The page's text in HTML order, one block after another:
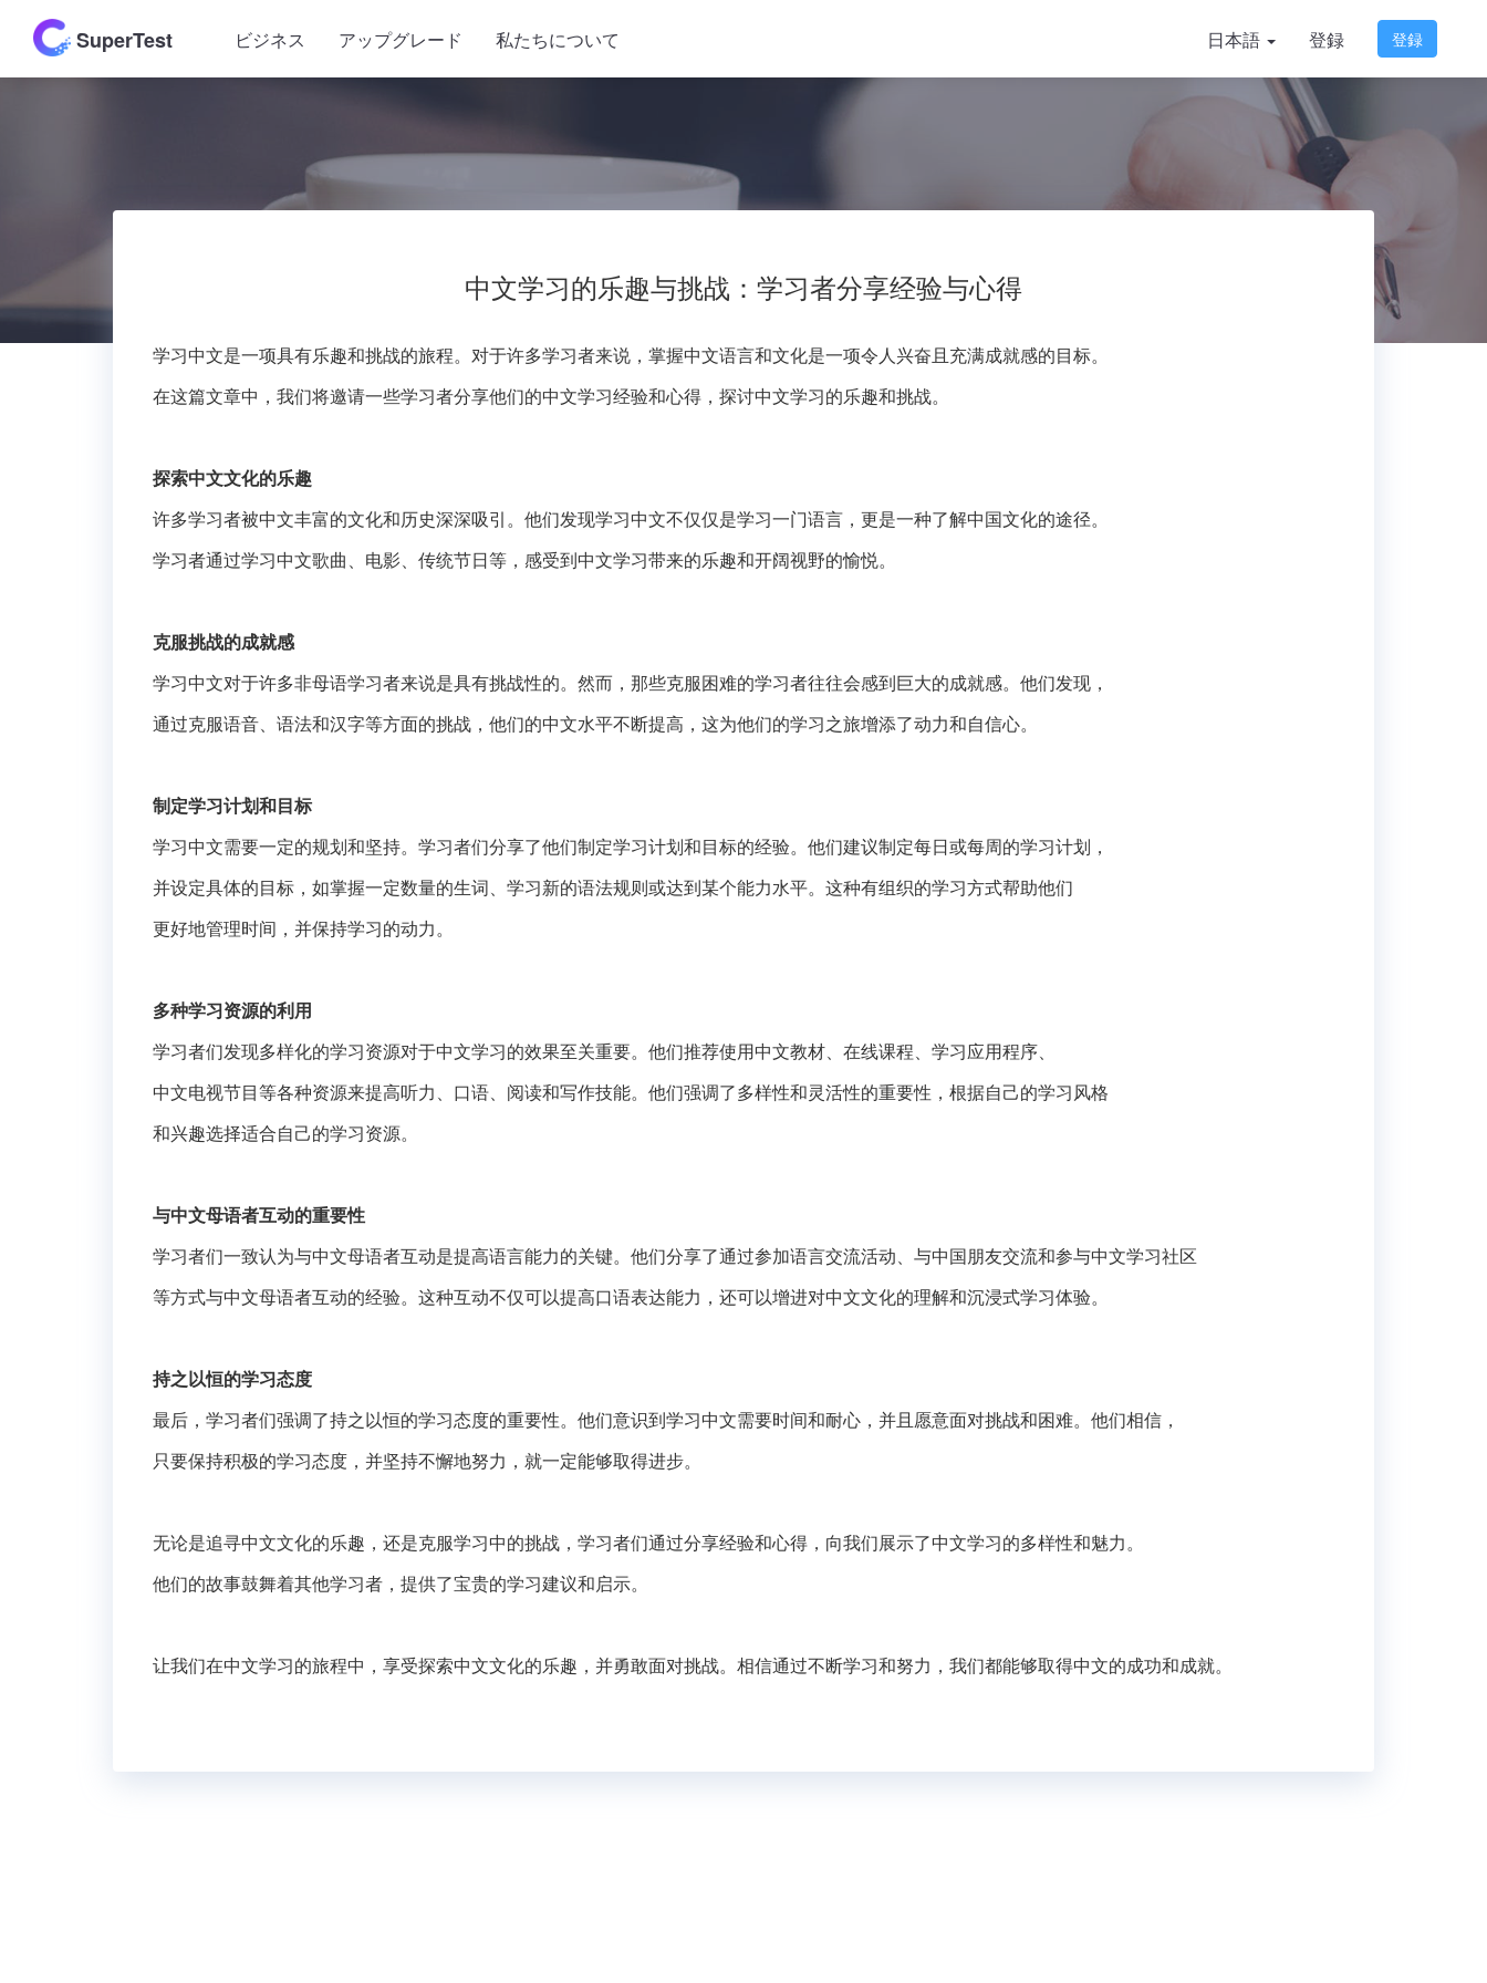
SuperTest ビジネス アップグレード 私たちについて 日本語 登録 登録
中文学习的乐趣与挑战：学习者分享经验与心得
学习中文是一项具有乐趣和挑战的旅程。对于许多学习者来说，掌握中文语言和文化是一项令人兴奋且充满成就感的目标。
在这篇文章中，我们将邀请一些学习者分享他们的中文学习经验和心得，探讨中文学习的乐趣和挑战。
探索中文文化的乐趣
许多学习者被中文丰富的文化和历史深深吸引。他们发现学习中文不仅仅是学习一门语言，更是一种了解中国文化的途径。
学习者通过学习中文歌曲、电影、传统节日等，感受到中文学习带来的乐趣和开阔视野的愉悦。
克服挑战的成就感
学习中文对于许多非母语学习者来说是具有挑战性的。然而，那些克服困难的学习者往往会感到巨大的成就感。他们发现，
通过克服语音、语法和汉字等方面的挑战，他们的中文水平不断提高，这为他们的学习之旅增添了动力和自信心。
制定学习计划和目标
学习中文需要一定的规划和坚持。学习者们分享了他们制定学习计划和目标的经验。他们建议制定每日或每周的学习计划，
并设定具体的目标，如掌握一定数量的生词、学习新的语法规则或达到某个能力水平。这种有组织的学习方式帮助他们
更好地管理时间，并保持学习的动力。
多种学习资源的利用
学习者们发现多样化的学习资源对于中文学习的效果至关重要。他们推荐使用中文教材、在线课程、学习应用程序、
中文电视节目等各种资源来提高听力、口语、阅读和写作技能。他们强调了多样性和灵活性的重要性，根据自己的学习风格
和兴趣选择适合自己的学习资源。
与中文母语者互动的重要性
学习者们一致认为与中文母语者互动是提高语言能力的关键。他们分享了通过参加语言交流活动、与中国朋友交流和参与中文学习社区
等方式与中文母语者互动的经验。这种互动不仅可以提高口语表达能力，还可以增进对中文文化的理解和沉浸式学习体验。
持之以恒的学习态度
最后，学习者们强调了持之以恒的学习态度的重要性。他们意识到学习中文需要时间和耐心，并且愿意面对挑战和困难。他们相信，
只要保持积极的学习态度，并坚持不懈地努力，就一定能够取得进步。
无论是追寻中文文化的乐趣，还是克服学习中的挑战，学习者们通过分享经验和心得，向我们展示了中文学习的多样性和魅力。
他们的故事鼓舞着其他学习者，提供了宝贵的学习建议和启示。
让我们在中文学习的旅程中，享受探索中文文化的乐趣，并勇敢面对挑战。相信通过不断学习和努力，我们都能够取得中文的成功和成就。